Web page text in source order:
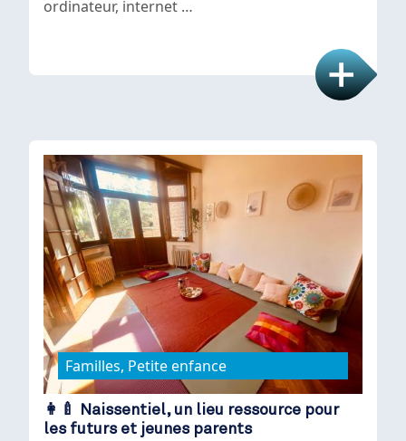
ordinateur, internet …
Familles, Petite enfance
👩‍🍼 Naissentiel, un lieu ressource pour
les futurs et jeunes parents